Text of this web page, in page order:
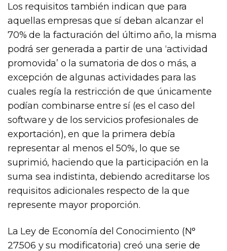
Los requisitos también indican que para
aquellas empresas que sí deban alcanzar el
70% de la facturación del último año, la misma
podrá ser generada a partir de una ‘actividad
promovida’ o la sumatoria de dos o más, a
excepción de algunas actividades para las
cuales regía la restricción de que únicamente
podían combinarse entre sí (es el caso del
software y de los servicios profesionales de
exportación), en que la primera debía
representar al menos el 50%, lo que se
suprimió, haciendo que la participación en la
suma sea indistinta, debiendo acreditarse los
requisitos adicionales respecto de la que
represente mayor proporción.
La Ley de Economía del Conocimiento (N°
27.506 y su modificatoria) creó una serie de